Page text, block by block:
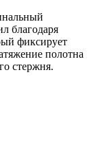
благодаря
фиксирует
полотна
стержня.